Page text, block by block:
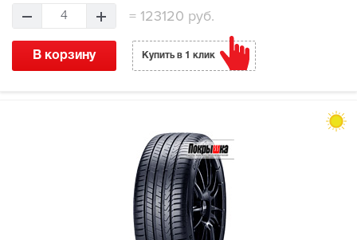
4 = 123120 руб.
В корзину Купить в 1 клик